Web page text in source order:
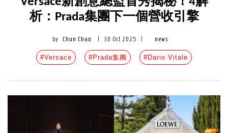
析：Prada集團下一個營收引擎
by Chun Chao 30 Oct 2025 news
#Versace #Prada集團 #Dario Vitale